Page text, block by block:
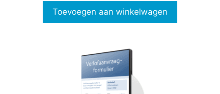
€39,00.€27,00.
Toevoegen aan winkelwagen